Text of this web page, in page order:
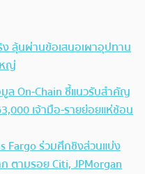
ง ลุ้นผ่านข้อเสนอเผาอุปทาน
ญ่
ล On-Chain ชี้แนวรับสำคัญ
เจ้ามือ-รายย่อยแห่ช้อน
Fargo ร่วมศึกชิงส่วนแบ่ง
ตามรอย Citi, JPMorgan